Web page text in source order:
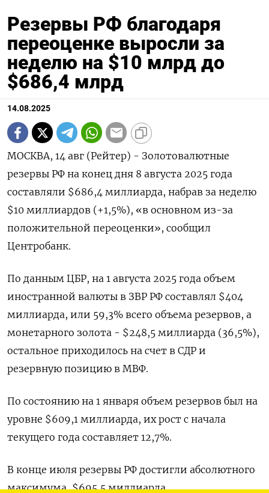
Резервы РФ благодаря
переоценке выросли за
неделю на $10 млрд до
$686,4 млрд
14.08.2025
МОСКВА, 14 авг (Рейтер) - Золотовалютные
резервы РФ на конец дня 8 августа 2025 года
составляли $686,4 миллиарда, набрав за неделю
$10 миллиардов (+1,5%), «в основном из-за
положительной переоценки», сообщил
Центробанк.
По данным ЦБР, на 1 августа 2025 года объем
иностранной валюты в ЗВР РФ составлял $404
миллиарда, или 59,3% всего объема резервов, а
монетарного золота - $248,5 миллиарда (36,5%),
остальное приходилось на счет в СДР и
резервную позицию в МВФ.
По состоянию на 1 января объем резервов был на
уровне $609,1 миллиарда, их рост с начала
текущего года составляет 12,7%.
В конце июля резервы РФ достигли абсолютного
максимума, $695,5 миллиарда.